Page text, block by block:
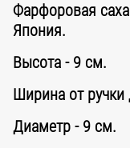
Фарфоровая
Япония.
Высота - 9 см.
Ширина от ручки
Диаметр - 9 см.